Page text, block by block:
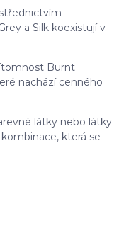
a Silk koexistují v
Burnt
nachází cenného
látky nebo látky
která se